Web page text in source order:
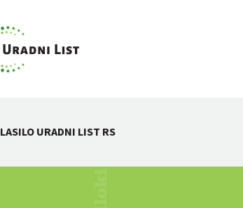
LASILO URADNI LIST RS